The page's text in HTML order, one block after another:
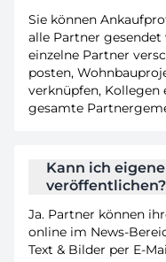
Sie können
alle Partner
einzelne Partner
posten,
verknüpfen, Kollegen
gesamte
Kann ich
veröffentlichen?
Ja. Partner können
online im News-
Text & Bilder per E-